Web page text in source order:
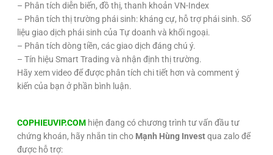
– Phân tích diễn biến, đồ thị, thanh khoản VN-Index
– Phân tích thị trường phái sinh: kháng cự, hỗ trợ phái sinh. Số
liệu giao dịch phái sinh của Tự doanh và khối ngoại.
– Phân tích dòng tiền, các giao dịch đáng chú ý.
– Tín hiệu Smart Trading và nhận định thị trường.
Hãy xem video để được phân tích chi tiết hơn và comment ý
kiến của bạn ở phần bình luận.
COPHIEUVIP.COM hiện đang có chương trình tư vấn đầu tư
chứng khoán, hãy nhắn tin cho Mạnh Hùng Investqua zalo để
được hỗ trợ: